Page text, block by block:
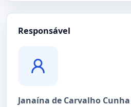
Responsável
Janaína de Carvalho